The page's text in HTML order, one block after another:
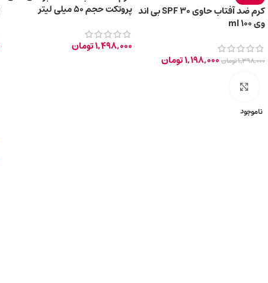
کرم ضد آفتاب حاوی SPF 30 بی اند
وی 100 ml
1,398,000تومان 1,198,000تومان
پروتکت حجم 50 میلی لیتر
1,498,000تومان
ناموجود